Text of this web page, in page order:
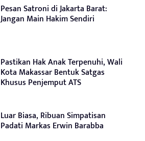
Pesan Satroni di Jakarta Barat:
Jangan Main Hakim Sendiri
Pastikan Hak Anak Terpenuhi, Wali
Kota Makassar Bentuk Satgas
Khusus Penjemput ATS
Luar Biasa, Ribuan Simpatisan
Padati Markas Erwin Barabba